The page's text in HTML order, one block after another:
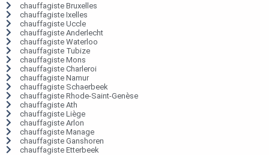
chauffagiste Bruxelles
chauffagiste Ixelles
chauffagiste Uccle
chauffagiste Anderlecht
chauffagiste Waterloo
chauffagiste Tubize
chauffagiste Mons
chauffagiste Charleroi
chauffagiste Namur
chauffagiste Schaerbeek
chauffagiste Rhode-Saint-Genèse
chauffagiste Ath
chauffagiste Liège
chauffagiste Arlon
chauffagiste Manage
chauffagiste Ganshoren
chauffagiste Etterbeek